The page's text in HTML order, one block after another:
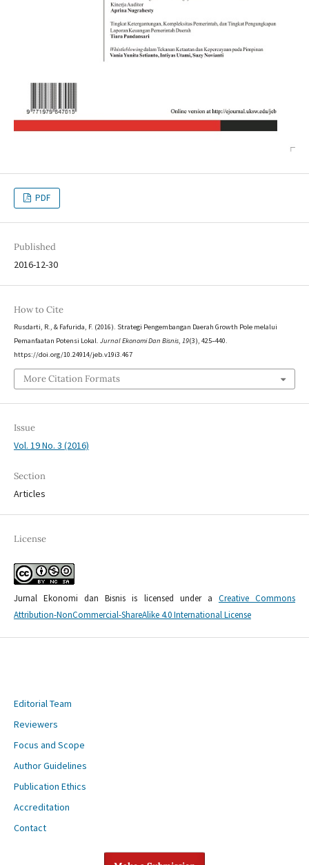
PDF
Published
2016-12-30
How to Cite
Rusdarti, R., & Fafurida, F. (2016). Strategi Pengembangan Daerah Growth Pole melalui
Pemanfaatan Potensi Lokal. Jurnal Ekonomi Dan Bisnis, 19(3), 425–440.
https://doi.org/10.24914/jeb.v19i3.467
More Citation Formats
Issue
Vol. 19 No. 3 (2016)
Section
Articles
License
Jurnal Ekonomi dan Bisnis is licensed under a Creative Commons
Attribution-NonCommercial-ShareAlike 4.0 International License
Editorial Team
Reviewers
Focus and Scope
Author Guidelines
Publication Ethics
Accreditation
Contact